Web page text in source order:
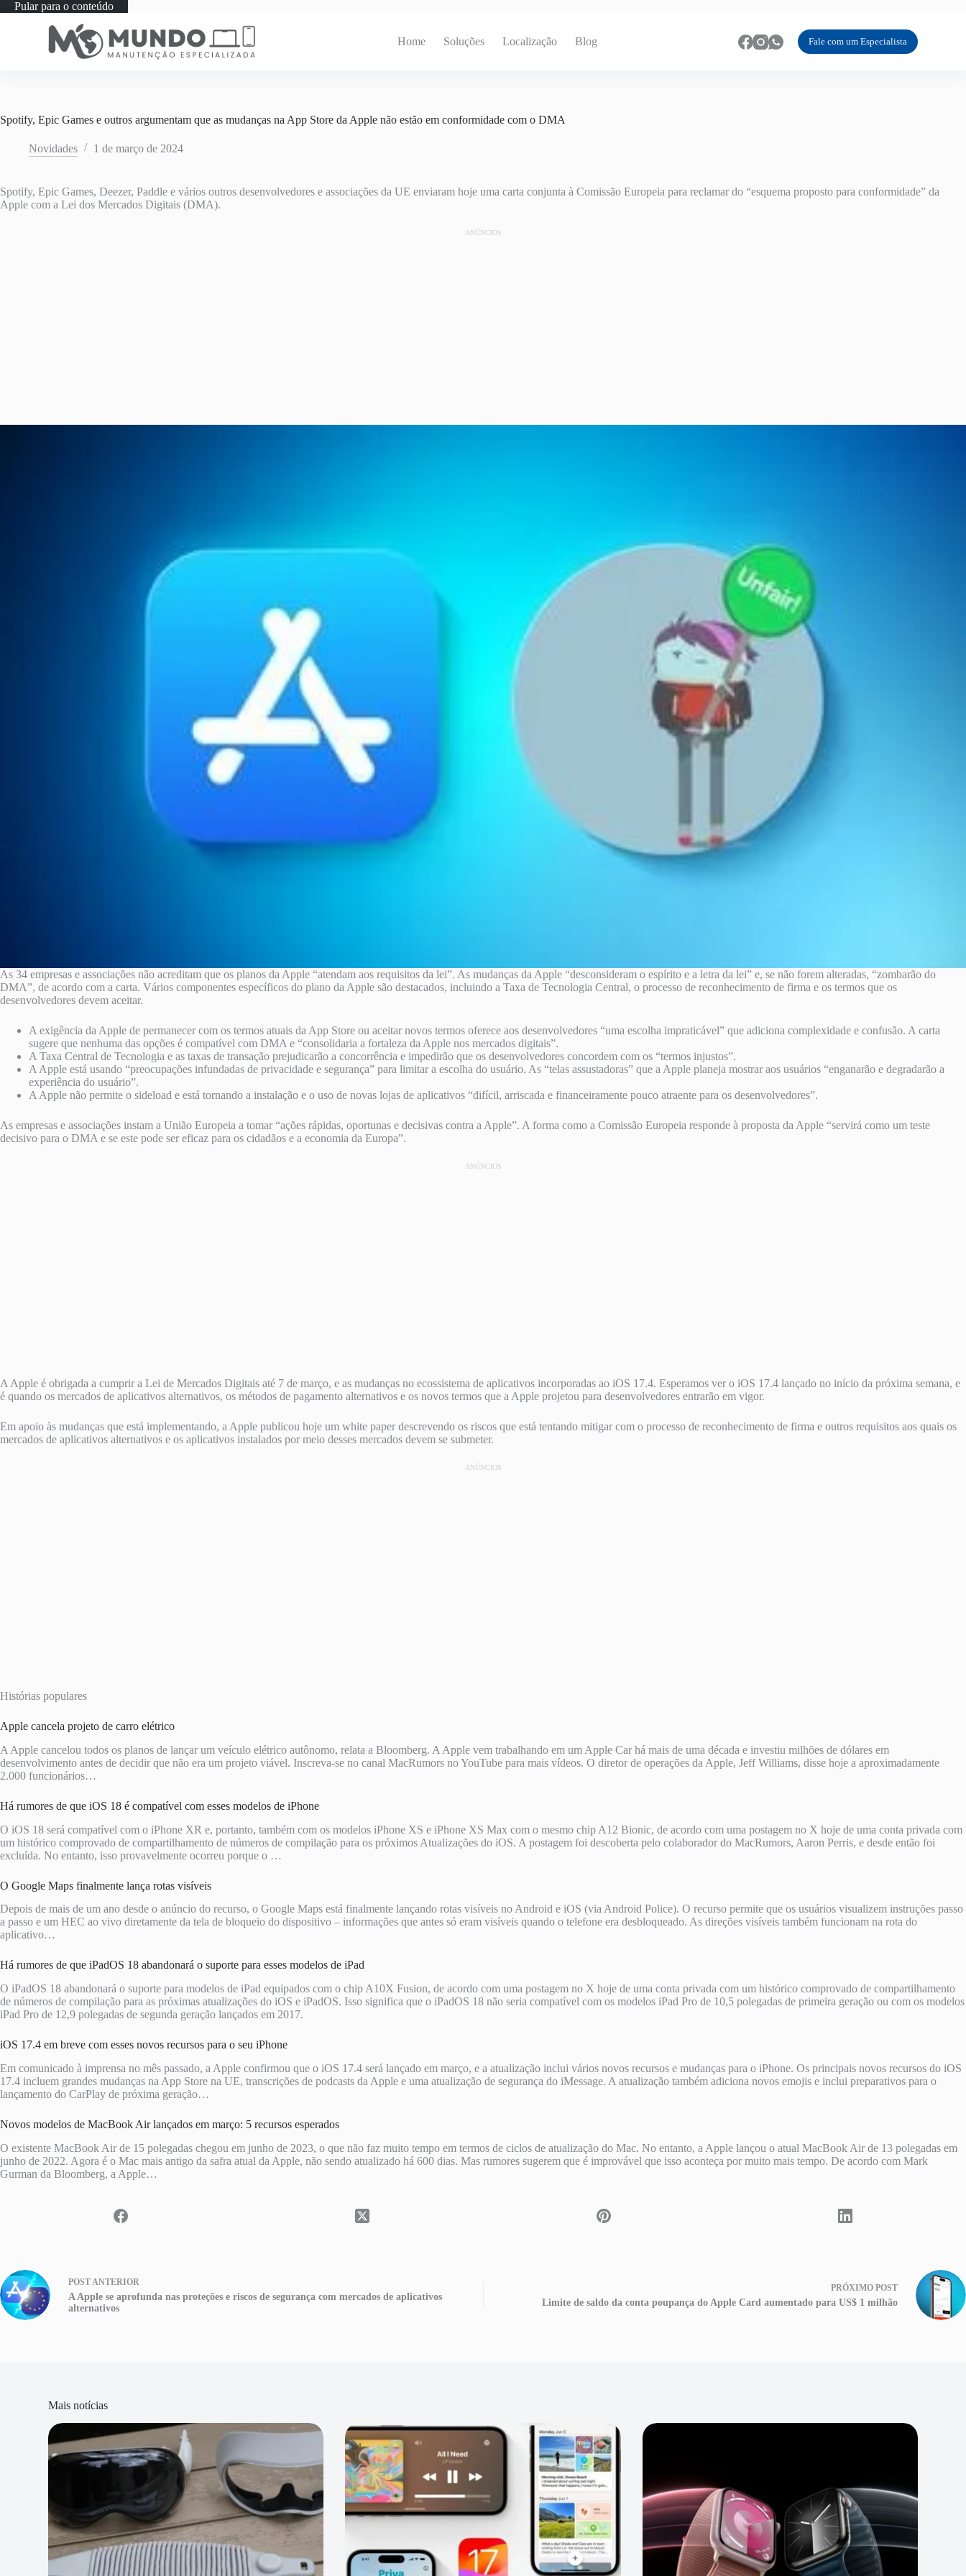
Pular para o conteúdo
Home Soluções Localização Blog Fale com um Especialista
Spotify, Epic Games e outros argumentam que as mudanças na App Store da Apple não estão em conformidade com o DMA
Novidades 1 de março de 2024
Spotify, Epic Games, Deezer, Paddle e vários outros desenvolvedores e associações da UE enviaram hoje uma carta conjunta à Comissão Europeia para reclamar do “esquema proposto para conformidade” da
Apple com a Lei dos Mercados Digitais (DMA).
ANÚNCIOS
As 34 empresas e associações não acreditam que os planos da Apple “atendam aos requisitos da lei”. As mudanças da Apple “desconsideram o espírito e a letra da lei” e, se não forem alteradas, “zombarão do
DMA”, de acordo com a carta. Vários componentes específicos do plano da Apple são destacados, incluindo a Taxa de Tecnologia Central, o processo de reconhecimento de firma e os termos que os
desenvolvedores devem aceitar.
A exigência da Apple de permanecer com os termos atuais da App Store ou aceitar novos termos oferece aos desenvolvedores “uma escolha impraticável” que adiciona complexidade e confusão. A carta
sugere que nenhuma das opções é compatível com DMA e “consolidaria a fortaleza da Apple nos mercados digitais”.
A Taxa Central de Tecnologia e as taxas de transação prejudicarão a concorrência e impedirão que os desenvolvedores concordem com os “termos injustos”.
A Apple está usando “preocupações infundadas de privacidade e segurança” para limitar a escolha do usuário. As “telas assustadoras” que a Apple planeja mostrar aos usuários “enganarão e degradarão a
experiência do usuário”.
A Apple não permite o sideload e está tornando a instalação e o uso de novas lojas de aplicativos “difícil, arriscada e financeiramente pouco atraente para os desenvolvedores”.
As empresas e associações instam a União Europeia a tomar “ações rápidas, oportunas e decisivas contra a Apple”. A forma como a Comissão Europeia responde à proposta da Apple “servirá como um teste
decisivo para o DMA e se este pode ser eficaz para os cidadãos e a economia da Europa”.
ANÚNCIOS
A Apple é obrigada a cumprir a Lei de Mercados Digitais até 7 de março, e as mudanças no ecossistema de aplicativos incorporadas ao iOS 17.4. Esperamos ver o iOS 17.4 lançado no início da próxima semana, e
é quando os mercados de aplicativos alternativos, os métodos de pagamento alternativos e os novos termos que a Apple projetou para desenvolvedores entrarão em vigor.
Em apoio às mudanças que está implementando, a Apple publicou hoje um white paper descrevendo os riscos que está tentando mitigar com o processo de reconhecimento de firma e outros requisitos aos quais os
mercados de aplicativos alternativos e os aplicativos instalados por meio desses mercados devem se submeter.
ANÚNCIOS
Histórias populares
Apple cancela projeto de carro elétrico
A Apple cancelou todos os planos de lançar um veículo elétrico autônomo, relata a Bloomberg. A Apple vem trabalhando em um Apple Car há mais de uma década e investiu milhões de dólares em
desenvolvimento antes de decidir que não era um projeto viável. Inscreva-se no canal MacRumors no YouTube para mais vídeos. O diretor de operações da Apple, Jeff Williams, disse hoje a aproximadamente
2.000 funcionários…
Há rumores de que iOS 18 é compatível com esses modelos de iPhone
O iOS 18 será compatível com o iPhone XR e, portanto, também com os modelos iPhone XS e iPhone XS Max com o mesmo chip A12 Bionic, de acordo com uma postagem no X hoje de uma conta privada com
um histórico comprovado de compartilhamento de números de compilação para os próximos Atualizações do iOS. A postagem foi descoberta pelo colaborador do MacRumors, Aaron Perris, e desde então foi
excluída. No entanto, isso provavelmente ocorreu porque o …
O Google Maps finalmente lança rotas visíveis
Depois de mais de um ano desde o anúncio do recurso, o Google Maps está finalmente lançando rotas visíveis no Android e iOS (via Android Police). O recurso permite que os usuários visualizem instruções passo
a passo e um HEC ao vivo diretamente da tela de bloqueio do dispositivo – informações que antes só eram visíveis quando o telefone era desbloqueado. As direções visíveis também funcionam na rota do
aplicativo…
Há rumores de que iPadOS 18 abandonará o suporte para esses modelos de iPad
O iPadOS 18 abandonará o suporte para modelos de iPad equipados com o chip A10X Fusion, de acordo com uma postagem no X hoje de uma conta privada com um histórico comprovado de compartilhamento
de números de compilação para as próximas atualizações do iOS e iPadOS. Isso significa que o iPadOS 18 não seria compatível com os modelos iPad Pro de 10,5 polegadas de primeira geração ou com os modelos
iPad Pro de 12,9 polegadas de segunda geração lançados em 2017.
iOS 17.4 em breve com esses novos recursos para o seu iPhone
Em comunicado à imprensa no mês passado, a Apple confirmou que o iOS 17.4 será lançado em março, e a atualização inclui vários novos recursos e mudanças para o iPhone. Os principais novos recursos do iOS
17.4 incluem grandes mudanças na App Store na UE, transcrições de podcasts da Apple e uma atualização de segurança do iMessage. A atualização também adiciona novos emojis e inclui preparativos para o
lançamento do CarPlay de próxima geração…
Novos modelos de MacBook Air lançados em março: 5 recursos esperados
O existente MacBook Air de 15 polegadas chegou em junho de 2023, o que não faz muito tempo em termos de ciclos de atualização do Mac. No entanto, a Apple lançou o atual ‌MacBook Air de 13 polegadas em
junho de 2022. Agora é o Mac mais antigo da safra atual da Apple, não sendo atualizado há 600 dias. Mas rumores sugerem que é improvável que isso aconteça por muito mais tempo. De acordo com Mark
Gurman da Bloomberg, a Apple…
POSTANTERIOR
A Apple se aprofunda nas proteções e riscos de segurança com mercados de aplicativos
alternativos
PRÓXIMO POST
Limite de saldo da conta poupança do Apple Card aumentado para US$ 1 milhão
Mais notícias